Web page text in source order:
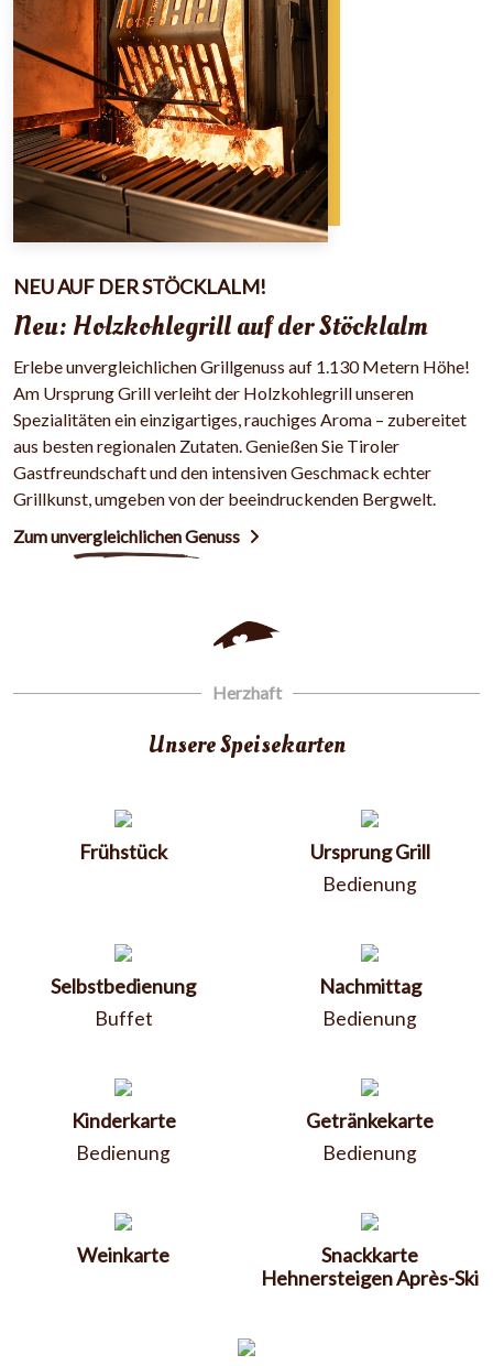
NEU AUF DER STÖCKLALM!
Neu: Holzkohlegrill auf der Stöcklalm
Erlebe unvergleichlichen Grillgenuss auf 1.130 Metern Höhe!
Am Ursprung Grill verleiht der Holzkohlegrill unseren
Spezialitäten ein einzigartiges, rauchiges Aroma – zubereitet
aus besten regionalen Zutaten. Genießen Sie Tiroler
Gastfreundschaft und den intensiven Geschmack echter
Grillkunst, umgeben von der beeindruckenden Bergwelt.
Zum unvergleichlichen Genuss
Herzhaft
Unsere Speisekarten
Frühstück Ursprung Grill
Bedienung
Selbstbedienung
Buffet
Nachmittag
Bedienung
Kinderkarte
Bedienung
Getränkekarte
Bedienung
Weinkarte
Snackkarte
Hehnersteigen Après-Ski